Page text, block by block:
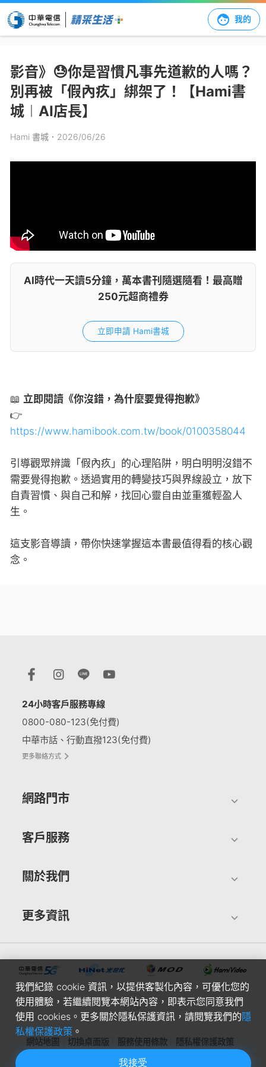
我的
影音》😓你是習慣凡事先道歉的人嗎？
別再被「假內疚」綁架了！【Hami書
城︱AI店長】
Hami 書城 ．2026/06/26
AI時代一天讀5分鐘，萬本書刊隨選隨看！最高贈
250元超商禮券
立即申請 Hami書城
📖 立即閱讀《你沒錯，為什麼要覺得抱歉》
👉
https://www.hamibook.com.tw/book/0100358044
引導觀眾辨識「假內疚」的心理陷阱，明白明明沒錯不
需要覺得抱歉。透過實用的轉變技巧與界線設立，放下
自責習慣、與自己和解，找回心靈自由並重獲輕盈人
生。
這支影音導讀，帶你快速掌握這本書最值得看的核心觀
念。
24小時客戶服務專線
0800-080-123(免付費)
中華市話、行動直撥123(免付費)
更多聯絡方式
網路門市
客戶服務
關於我們
更多資訊
網站地圖 切換桌面版 服務使用條款 隱私權保護政策
中華電信股份有限公司個人家庭分公司(統一編號：96979949) ©
我們紀錄 cookie 資訊，以提供客製化內容，可優化您的
使用體驗，若繼續閱覽本網站內容，即表示您同意我們
使用 cookies。更多關於隱私保護資訊，請閱覽我們的隱
私權保護政策。
我接受